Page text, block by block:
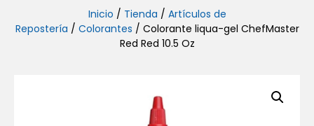
Inicio / Tienda / Artículos de
Repostería / Colorantes / Colorante liqua-gel ChefMaster
Red Red 10.5 Oz